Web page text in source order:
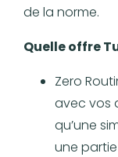
de la norme.
Quelle offre
Zero
avec vos
qu’une
une partie